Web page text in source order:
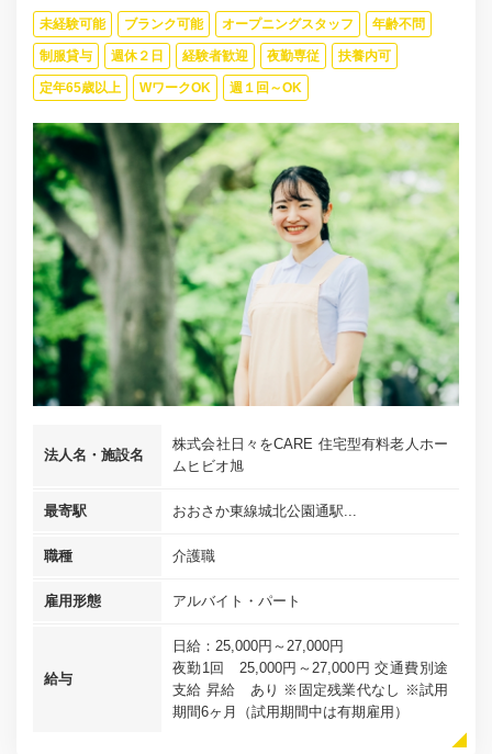
未経験可能 ブランク可能 オープニングスタッフ 年齢不問
制服貸与 週休２日 経験者歓迎 夜勤専従 扶養内可
定年65歳以上 WワークOK 週１回～OK
法人名・施設名
株式会社日々をCARE 住宅型有料老人ホー
ムヒビオ旭
最寄駅 おおさか東線城北公園通駅...
職種 介護職
雇用形態 アルバイト・パート
給与
日給：25,000円～27,000円
夜勤1回 25,000円～27,000円 交通費別途
支給 昇給 あり ※固定残業代なし ※試用
期間6ヶ月（試用期間中は有期雇用）